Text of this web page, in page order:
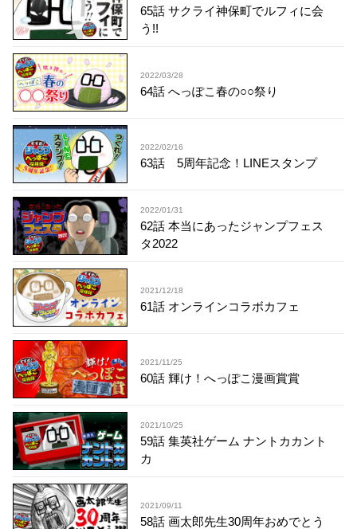
65話 サクライ神保町でルフィに会
う!!
2022/03/28
64話 へっぽこ春の○○祭り
2022/02/16
63話 5周年記念！LINEスタンプ
2022/01/31
62話 本当にあったジャンプフェス
タ2022
2021/12/18
61話 オンラインコラボカフェ
2021/11/25
60話 輝け！へっぽこ漫画賞賞
2021/10/25
59話 集英社ゲーム ナントカカント
カ
2021/09/11
58話 画太郎先生30周年おめでとう